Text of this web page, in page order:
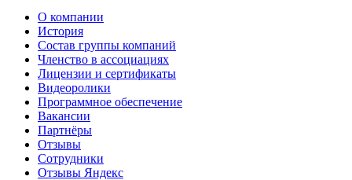
О компании
История
Состав группы компаний
Членство в ассоциациях
Лицензии и сертификаты
Видеоролики
Программное обеспечение
Вакансии
Партнёры
Отзывы
Сотрудники
Отзывы Яндекс